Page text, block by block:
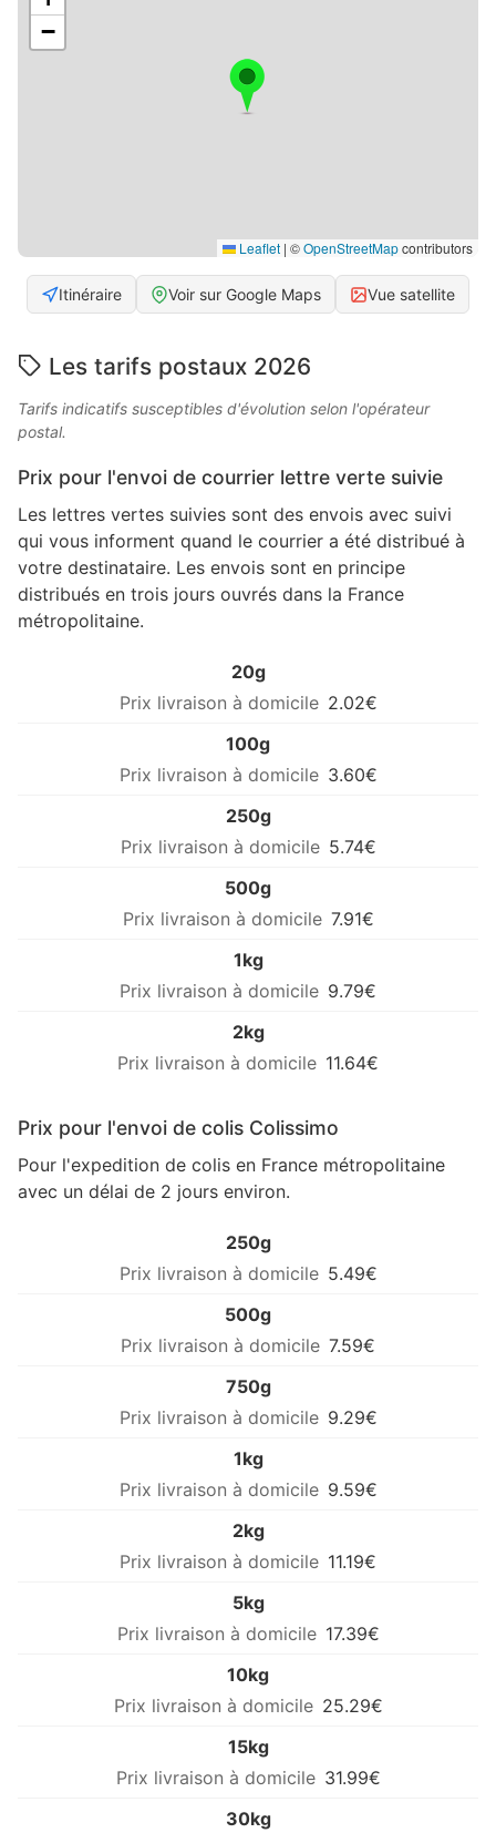
−
Leaflet | ©OpenStreetMapcontributors
Itinéraire Voir sur Google Maps Vue satellite
Les tarifs postaux 2026
Tarifs indicatifs susceptibles d'évolution selon l'opérateur
postal.
Prix pour l'envoi de courrier lettre verte suivie
Les lettres vertes suivies sont des envois avec suivi
qui vous informent quand le courrier a été distribué à
votre destinataire. Les envois sont en principe
distribués en trois jours ouvrés dans la France
métropolitaine.
20g
2.02€
100g
3.60€
250g
5.74€
500g
7.91€
1kg
9.79€
2kg
11.64€
Prix pour l'envoi de colis Colissimo
Pour l'expedition de colis en France métropolitaine
avec un délai de 2 jours environ.
250g
5.49€
500g
7.59€
750g
9.29€
1kg
9.59€
2kg
11.19€
5kg
17.39€
10kg
25.29€
15kg
31.99€
30kg